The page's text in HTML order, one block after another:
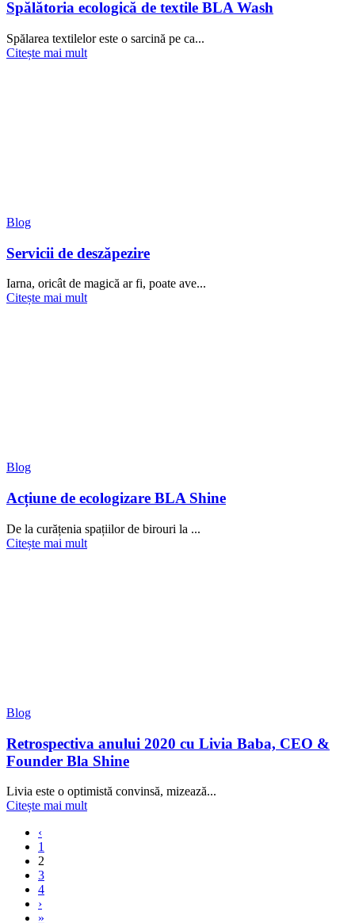
Spălătoria ecologică de textile BLA Wash
Spălarea textilelor este o sarcină pe ca...
Citește mai mult
Blog
Servicii de deszăpezire
Iarna, oricât de magică ar fi, poate ave...
Citește mai mult
Blog
Acțiune de ecologizare BLA Shine
De la curățenia spațiilor de birouri la ...
Citește mai mult
Blog
Retrospectiva anului 2020 cu Livia Baba, CEO &
Founder Bla Shine
Livia este o optimistă convinsă, mizează...
Citește mai mult
‹
1
2
3
4
›
»